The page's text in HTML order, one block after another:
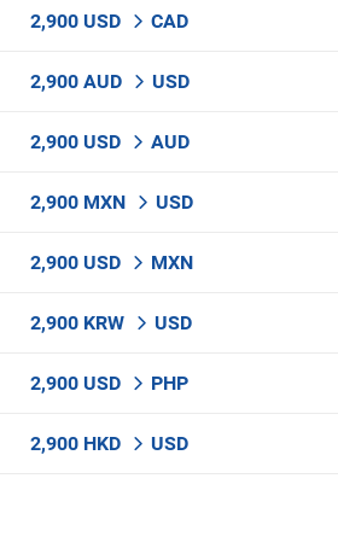
2,900 USD CAD
2,900 AUD USD
2,900 USD AUD
2,900 MXN USD
2,900 USD MXN
2,900 KRW USD
2,900 USD PHP
2,900 HKD USD